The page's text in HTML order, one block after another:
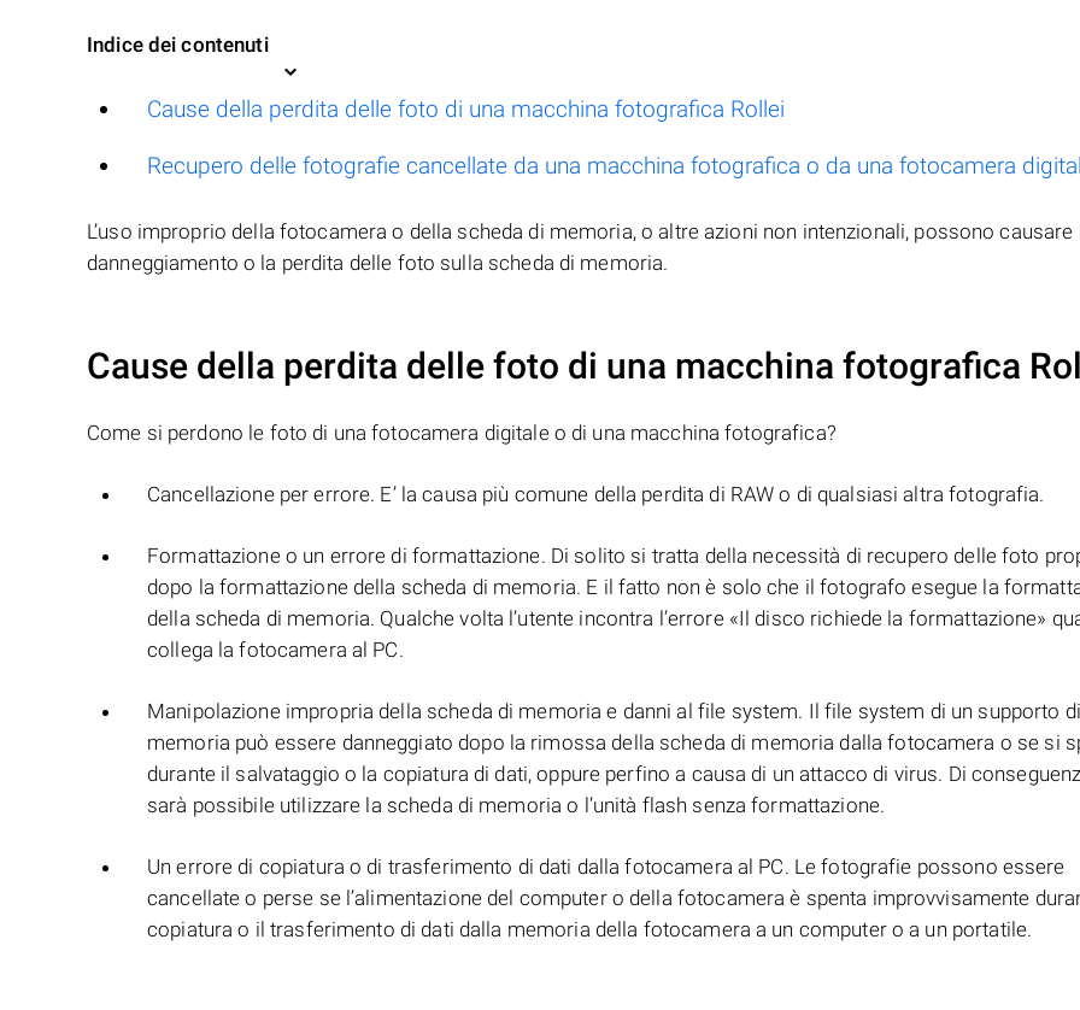
Indice dei contenuti
Cause della perdita delle foto di una macchina fotografica Rollei
Recupero delle fotografie cancellate da una macchina fotografica o da una fotocamera
L’uso improprio della fotocamera o della scheda di memoria, o altre azioni non intenzionali, possono causare
danneggiamento o la perdita delle foto sulla scheda di memoria.
Cause della perdita delle foto di una macchina fotografica
Come si perdono le foto di una fotocamera digitale o di una macchina fotografica?
Cancellazione per errore. E’ la causa più comune della perdita di RAW o di qualsiasi altra fotografia.
Formattazione o un errore di formattazione. Di solito si tratta della necessità di recupero delle foto
dopo la formattazione della scheda di memoria. E il fatto non è solo che il fotografo esegue la
della scheda di memoria. Qualche volta l’utente incontra l’errore «Il disco richiede la formattazione»
collega la fotocamera al PC.
Manipolazione impropria della scheda di memoria e danni al file system. Il file system di un supporto di
memoria può essere danneggiato dopo la rimossa della scheda di memoria dalla fotocamera o se si
durante il salvataggio o la copiatura di dati, oppure perfino a causa di un attacco di virus. Di
sarà possibile utilizzare la scheda di memoria o l’unità flash senza formattazione.
Un errore di copiatura o di trasferimento di dati dalla fotocamera al PC. Le fotografie possono essere
cancellate o perse se l’alimentazione del computer o della fotocamera è spenta improvvisamente
copiatura o il trasferimento di dati dalla memoria della fotocamera a un computer o a un portatile.